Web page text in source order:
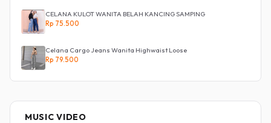
CELANA KULOT WANITA BELAH KANCING SAMPING
Rp 75.500
Celana Cargo Jeans Wanita Highwaist Loose
Rp 79.500
MUSIC VIDEO